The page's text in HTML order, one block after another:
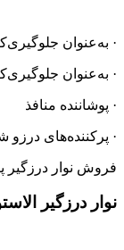
· به‌عنوان
· به‌عنوان
· پوشاننده منافذ
· پرکننده‌های درزو
فروش نوار درزگیر
نوار درزگیر